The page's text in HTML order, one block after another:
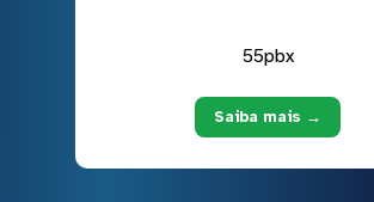
55pbx
Saiba mais →